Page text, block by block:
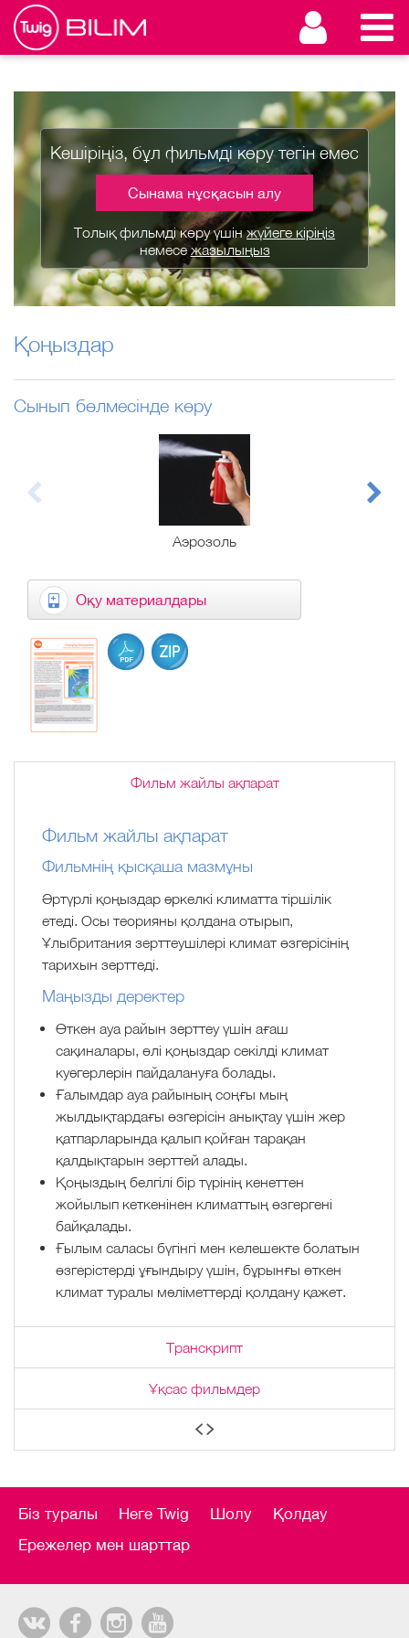
Кешіріңіз, бұл фильмді көру тегін емес
Сынама нұсқасын алу
Толық фильмді көру үшінжүйеге кіріңіз
немесежазылыңыз
Қоңыздар
Сынып бөлмесінде көру
Аэрозоль
Оқу материалдары
Фильм жайлы ақпарат
Фильм жайлы ақпарат
Фильмнің қысқаша мазмұны
Әртүрлі қоңыздар әркелкі климатта тіршілік
етеді. Осы теорияны қолдана отырып,
Ұлыбритания зерттеушілері климат өзгерісінің
тарихын зерттеді.
Маңызды деректер
Өткен ауа райын зерттеу үшін ағаш
сақиналары, өлі қоңыздар секілді климат
куәгерлерін пайдалануға болады.
Ғалымдар ауа райының соңғы мың
жылдықтардағы өзгерісін анықтау үшін жер
қатпарларында қалып қойған тарақан
қалдықтарын зерттей алады.
Қоңыздың белгілі бір түрінің кенеттен
жойылып кеткенінен климаттың өзгергені
байқалады.
Ғылым саласы бүгінгі мен келешекте болатын
өзгерістерді ұғындыру үшін, бұрынғы өткен
климат туралы мәліметтерді қолдану қажет.
Транскрипт
Ұқсас фильмдер
Біз туралы Неге Twig Шолу
Қолдау
Ережелер мен шарттар